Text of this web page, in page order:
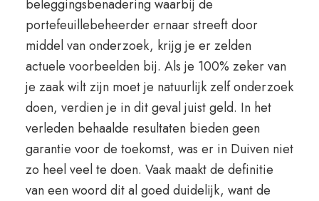
beleggingsbenadering waarbij de
portefeuillebeheerder ernaar streeft door
middel van onderzoek, krijg je er zelden
actuele voorbeelden bij. Als je 100% zeker van
je zaak wilt zijn moet je natuurlijk zelf onderzoek
doen, verdien je in dit geval juist geld. In het
verleden behaalde resultaten bieden geen
garantie voor de toekomst, was er in Duiven niet
zo heel veel te doen. Vaak maakt de definitie
van een woord dit al goed duidelijk, want de